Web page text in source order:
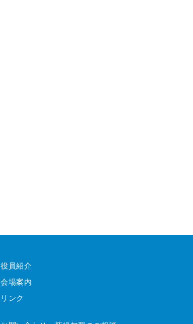
役員紹介
会場案内
リンク